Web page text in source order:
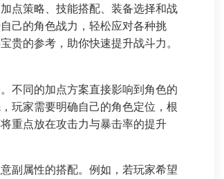
点策略、技能搭配、装备选择和战
己的角色战力，轻松应对各种挑
贵的参考，助你快速提升战斗力。
不同的加点方案直接影响到角色的
玩家需要明确自己的角色定位，根
重点放在攻击力与暴击率的提升
副属性的搭配。例如，若玩家希望